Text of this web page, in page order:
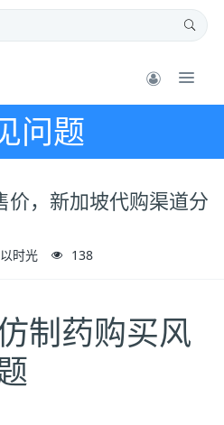
问题
价，新加坡代购渠道分
时光 138
制药购买风